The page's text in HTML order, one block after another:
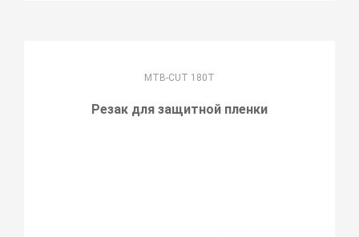
MTB-CUT 180T
Резак для защитной пленки